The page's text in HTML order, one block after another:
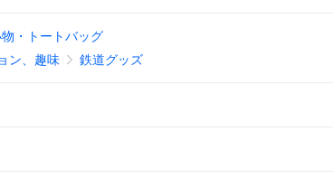
・トートバッグ
ン、趣味 鉄道グッズ